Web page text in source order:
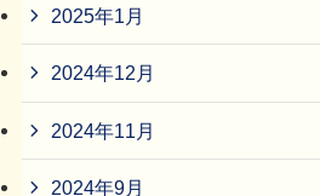
2025年1月
2024年12月
2024年11月
2024年9月